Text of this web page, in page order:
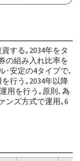
する｡2034年をタ
の組み入れ比率を
･安定の4タイプで､
行う｡2034年以降
用を行う｡原則､為
ンズ方式で運用｡6